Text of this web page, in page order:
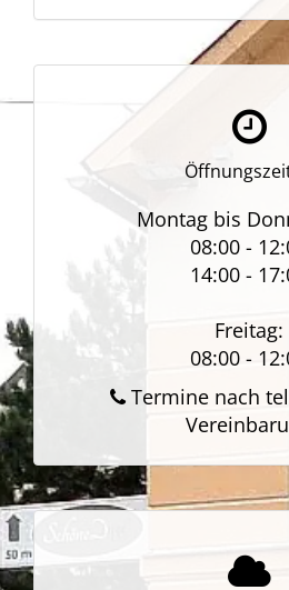
Montag bis
08:00 -
14:00 -
Freitag:
08:00 -
Termine nach